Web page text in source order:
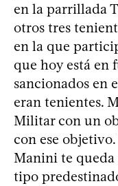
en la parrillada
otros tres
en la que
que hoy está en
sancionados en
eran tenientes.
Militar con un
con ese
Manini te queda
tipo